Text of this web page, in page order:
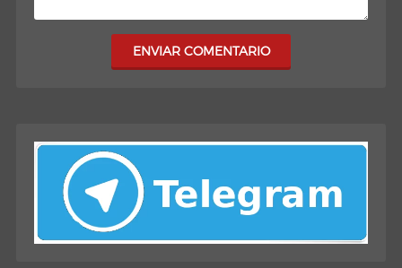
ENVIAR COMENTARIO